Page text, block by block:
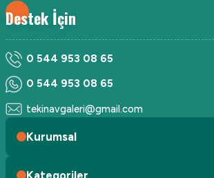
Destek İçin
0 544 953 08 65
0 544 953 08 65
tekinavgaleri@gmail.com
Kurumsal
Kategoriler